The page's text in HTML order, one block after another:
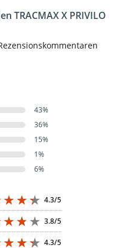
TRACMAX X PRIVILO
43%
36%
15%
1%
6%
4.3/5
3.8/5
4.3/5